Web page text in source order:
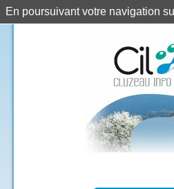
En poursuivant votre navigation